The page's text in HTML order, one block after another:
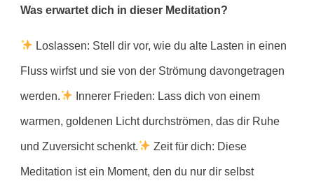
Was erwartet dich in dieser Meditation?
Loslassen: Stell dir vor, wie du alte Lasten in einen
Fluss wirfst und sie von der Strömung davongetragen
werden. Innerer Frieden: Lass dich von einem
warmen, goldenen Licht durchströmen, das dir Ruhe
und Zuversicht schenkt. Zeit für dich: Diese
Meditation ist ein Moment, den du nur dir selbst